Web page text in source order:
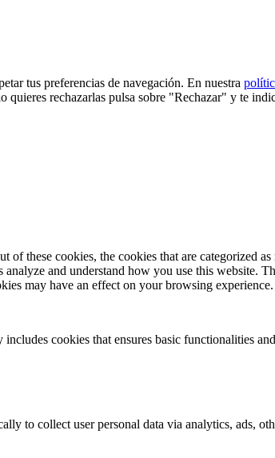
tus preferencias de navegación. En nuestra
rechazarlas pulsa sobre "Rechazar" y te
these cookies, the cookies that are categorized
and understand how you use this website.
may have an effect on your browsing experience.
cookies that ensures basic functionalities
to collect user personal data via analytics, ads,